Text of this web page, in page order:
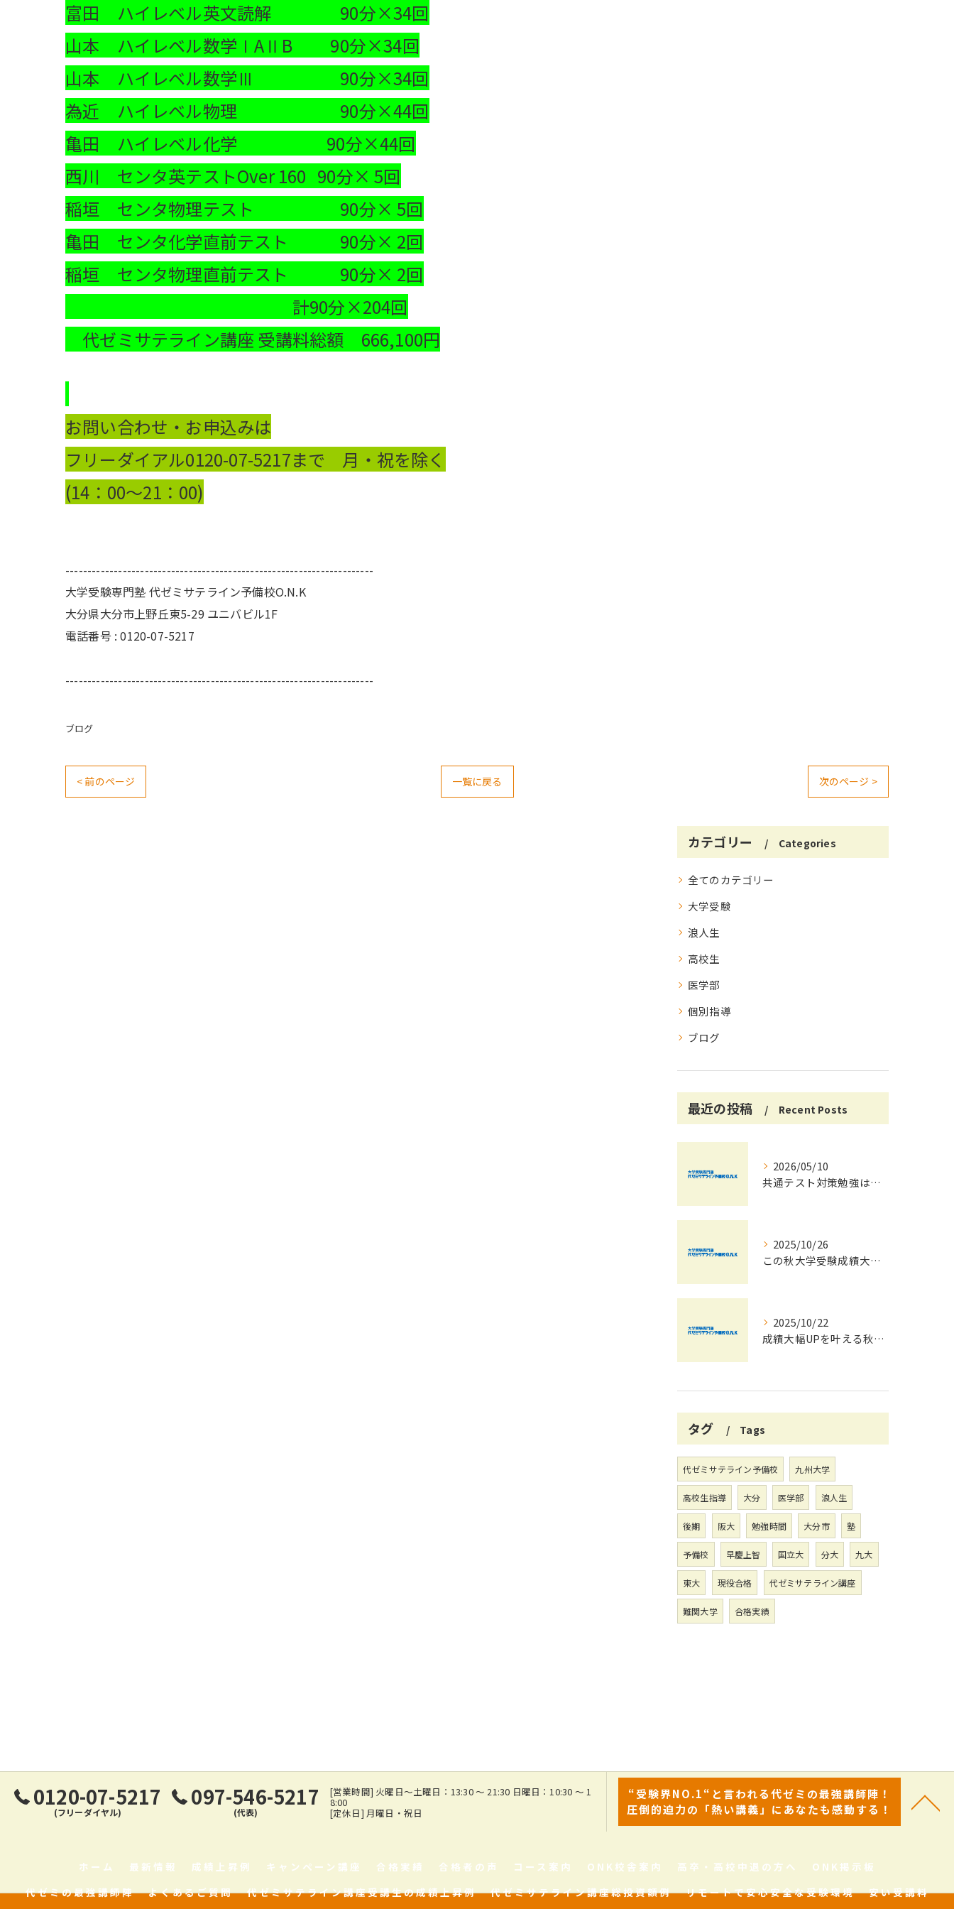
富田 ハイレベル英文読解 90分×34回
山本 ハイレベル数学ⅠAⅡB 90分×34回
山本 ハイレベル数学Ⅲ 90分×34回
為近 ハイレベル物理 90分×44回
亀田 ハイレベル化学 90分×44回
西川 センタ英テストOver 160 90分× 5回
稲垣 センタ物理テスト 90分× 5回
亀田 センタ化学直前テスト 90分× 2回
稲垣 センタ物理直前テスト 90分× 2回
計90分×204回
代ゼミサテライン講座 受講料総額 666,100円
お問い合わせ・お申込みは
フリーダイアル0120-07-5217まで 月・祝を除く
(14：00～21：00)
----------------------------------------------------------------------
大学受験専門塾 代ゼミサテライン予備校O.N.K
大分県大分市上野丘東5-29 ユニバビル1F
電話番号 : 0120-07-5217
----------------------------------------------------------------------
ブログ
< 前のページ 一覧に戻る 次のページ >
カテゴリー Categories
全てのカテゴリー
大学受験
浪人生
高校生
医学部
個別指導
ブログ
最近の投稿 Recent Posts
2026/05/10
共通テスト対策勉強は早めに始めましょう！
2025/10/26
この秋大学受験成績大幅UPの秘訣
2025/10/22
成績大幅UPを叶える秋の効率学習法
タグ Tags
代ゼミサテライン予備校 九州大学
高校生指導 大分 医学部 浪人生
後期 阪大 勉強時間 大分市 塾
予備校 早慶上智 国立大 分大 九大
東大 現役合格 代ゼミサテライン講座
難関大学 合格実績
0120-07-5217
(フリーダイヤル)
097-546-5217
(代表)
[営業時間] 火曜日～土曜日：13:30 ～ 21:30 日曜日：10:30 ～ 1
8:00
[定休日] 月曜日・祝日
“受験界NO.1“と言われる代ゼミの最強講師陣！
圧倒的迫力の「熱い講義」にあなたも感動する！
ホーム 最新情報 成績上昇例 キャンペーン講座 合格実績 合格者の声 コース案内 ONK校舎案内 高卒・高校中退の方へ
ONK掲示板
代ゼミの最強講師陣
よくあるご質問 代ゼミサテライン講座受講生の成績上昇例 代ゼミサテライン講座総投資額例 リモートで安心安全な受験環境 安い受講料